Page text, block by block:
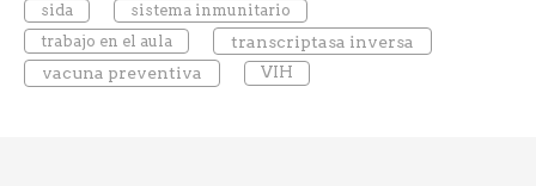
sida
sistema inmunitario
trabajo en el aula
transcriptasa inversa
vacuna preventiva
VIH